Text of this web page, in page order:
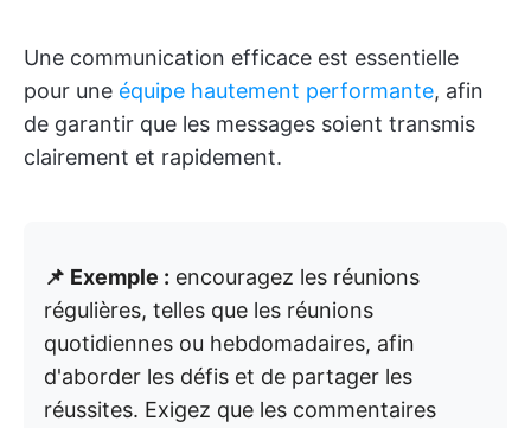
Une communication efficace est essentielle
pour une équipe hautement performante, afin
de garantir que les messages soient transmis
clairement et rapidement.
📌 Exemple : encouragez les réunions
régulières, telles que les réunions
quotidiennes ou hebdomadaires, afin
d'aborder les défis et de partager les
réussites. Exigez que les commentaires